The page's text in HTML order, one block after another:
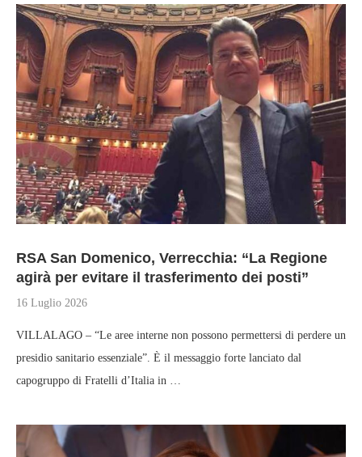
RSA San Domenico, Verrecchia: “La Regione
agirà per evitare il trasferimento dei posti”
16 Luglio 2026
VILLALAGO – “Le aree interne non possono permettersi di perdere un
presidio sanitario essenziale”. È il messaggio forte lanciato dal
capogruppo di Fratelli d’Italia in …